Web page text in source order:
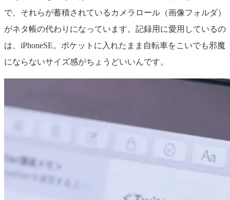
で、それらが蓄積されているカメラロール（画像フォルダ）
がネタ帳の代わりになっています。記録用に愛用しているの
は、iPhoneSE。ポケットに入れたまま自転車をこいでも邪魔
にならないサイズ感がちょうどいいんです。